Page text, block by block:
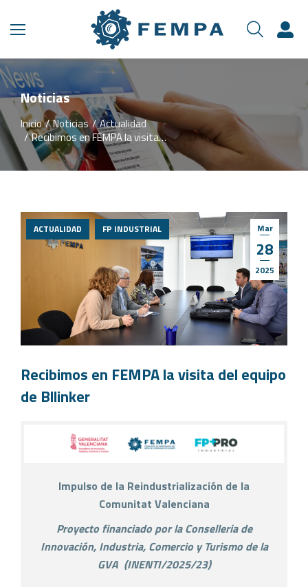
Noticias
Estás aquí:
Inicio Noticias
Actualidad
Recibimos en FEMPA la visita…
Mar
28
2025
ACTUALIDAD FP INDUSTRIAL
Recibimos en FEMPA la visita del equipo
de Bllinker
Impulso de la Reindustrialización de la
Comunitat Valenciana
Proyecto financiado por la Conselleria de
Innovación, Industria, Comercio y Turismo de la
GVA (INENTI/2025/23)